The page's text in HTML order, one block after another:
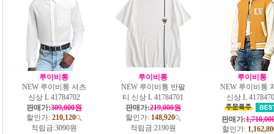
루이비통
NEW 루이비통 셔츠
신상 L 41784702
판매가:309,000원
할인가: 210,120
적립금:3090원
루이비통
NEW 루이비통 반팔
티 신상 L 41784701
판매가:219,000원
할인가: 148,920
적립금:2190원
루이비통
NEW 루이비통
신상 L
판매가:
할인가: